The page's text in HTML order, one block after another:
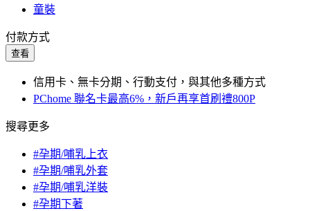
童裝
付款方式
查看
信用卡、無卡分期、行動支付，與其他多種方式
PChome 聯名卡最高6%，新戶再享首刷禮800P
搜尋更多
#孕期/哺乳上衣
#孕期/哺乳外套
#孕期/哺乳洋裝
#孕期下著